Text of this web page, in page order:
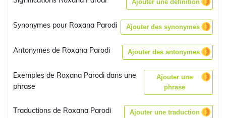
Ajouter une définition
Synonymes pour Roxana Parodi Ajouter des synonymes
Antonymes de Roxana Parodi Ajouter des antonymes
Exemples de Roxana Parodi dans une
phrase
Ajouter une
phrase
Traductions de Roxana Parodi Ajouter une traduction